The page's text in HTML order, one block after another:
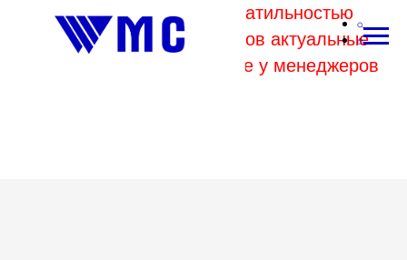
В связи с высокой волатильностью
отпускных цен комбинатов актуальные
цены на металл уточняйте у менеджеров